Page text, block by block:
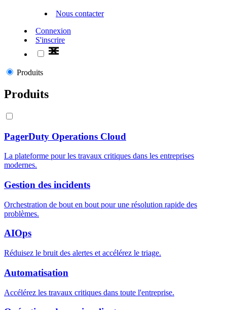
Nous contacter
Connexion
S'inscrire
Produits
Produits
PagerDuty Operations Cloud
La plateforme pour les travaux critiques dans les entreprises
modernes.
Gestion des incidents
Orchestration de bout en bout pour une résolution rapide des
problèmes.
AIOps
Réduisez le bruit des alertes et accélérez le triage.
Automatisation
Accélérez les travaux critiques dans toute l'entreprise.